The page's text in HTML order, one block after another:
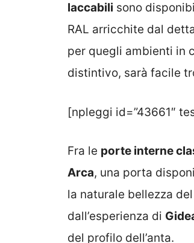
laccabili sono
RAL arricchite dal
per quegli ambienti in
distintivo, sarà facile
[npleggi id=”43661″
Fra le porte interne
Arca, una porta
la naturale bellezza
dall’esperienza di
del profilo dell’anta.